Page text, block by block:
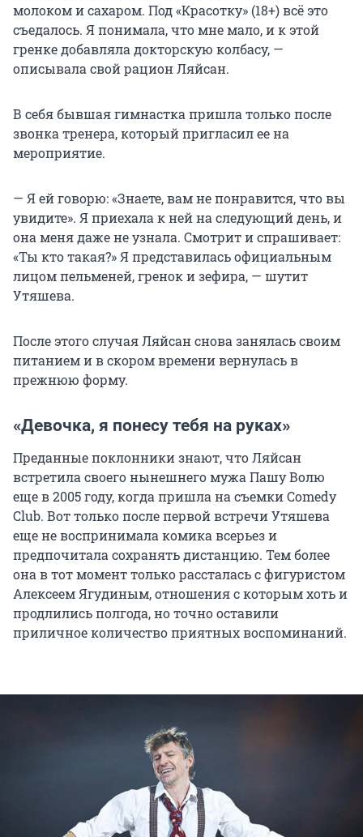
молоком и сахаром. Под «Красотку» (18+) всё это
съедалось. Я понимала, что мне мало, и к этой
гренке добавляла докторскую колбасу, —
описывала свой рацион Ляйсан.
В себя бывшая гимнастка пришла только после
звонка тренера, который пригласил ее на
мероприятие.
— Я ей говорю: «Знаете, вам не понравится, что вы
увидите». Я приехала к ней на следующий день, и
она меня даже не узнала. Смотрит и спрашивает:
«Ты кто такая?» Я представилась официальным
лицом пельменей, гренок и зефира, — шутит
Утяшева.
После этого случая Ляйсан снова занялась своим
питанием и в скором времени вернулась в
прежнюю форму.
«Девочка, я понесу тебя на руках»
Преданные поклонники знают, что Ляйсан
встретила своего нынешнего мужа Пашу Волю
еще в 2005 году, когда пришла на съемки Comedy
Club. Вот только после первой встречи Утяшева
еще не воспринимала комика всерьез и
предпочитала сохранять дистанцию. Тем более
она в тот момент только рассталась с фигуристом
Алексеем Ягудиным, отношения с которым хоть и
продлились полгода, но точно оставили
приличное количество приятных воспоминаний.